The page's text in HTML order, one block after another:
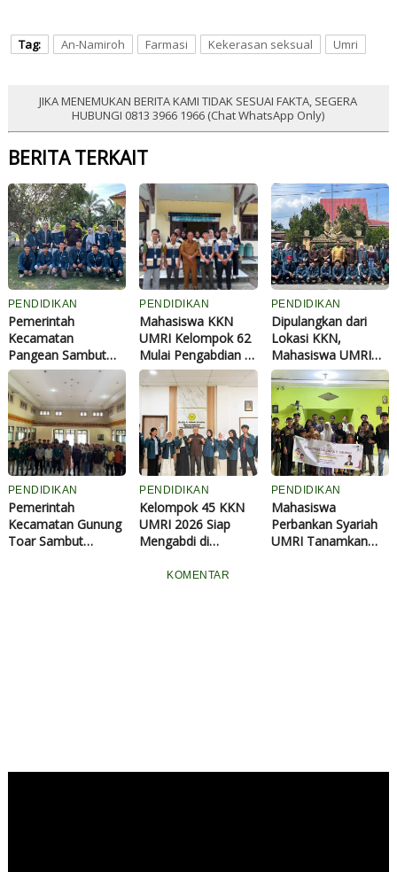
Tag: An-Namiroh Farmasi Kekerasan seksual Umri
JIKA MENEMUKAN BERITA KAMI TIDAK SESUAI FAKTA, SEGERA
HUBUNGI 0813 3966 1966 (Chat WhatsApp Only)
BERITA TERKAIT
PENDIDIKAN
Pemerintah
Kecamatan
Pangean Sambut
Hangat Kehadiran
Mahasiswa KKN
UMRI
PENDIDIKAN
Mahasiswa KKN
UMRI Kelompok 62
Mulai Pengabdian di
Desa Bunsur, Usung
Program "Bunsur
Berseri Alam
Lestari"
PENDIDIKAN
Dipulangkan dari
Lokasi KKN,
Mahasiswa UMRI
Beberkan Dugaan
Pungutan Rp300
Ribu dan Program
Pengabdian Ditolak
PENDIDIKAN
Pemerintah
Kecamatan Gunung
Toar Sambut
PENDIDIKAN
Kelompok 45 KKN
UMRI 2026 Siap
Mengabdi di
Usung Program
PENDIDIKAN
Mahasiswa
Perbankan Syariah
UMRI Tanamkan
KOMENTAR